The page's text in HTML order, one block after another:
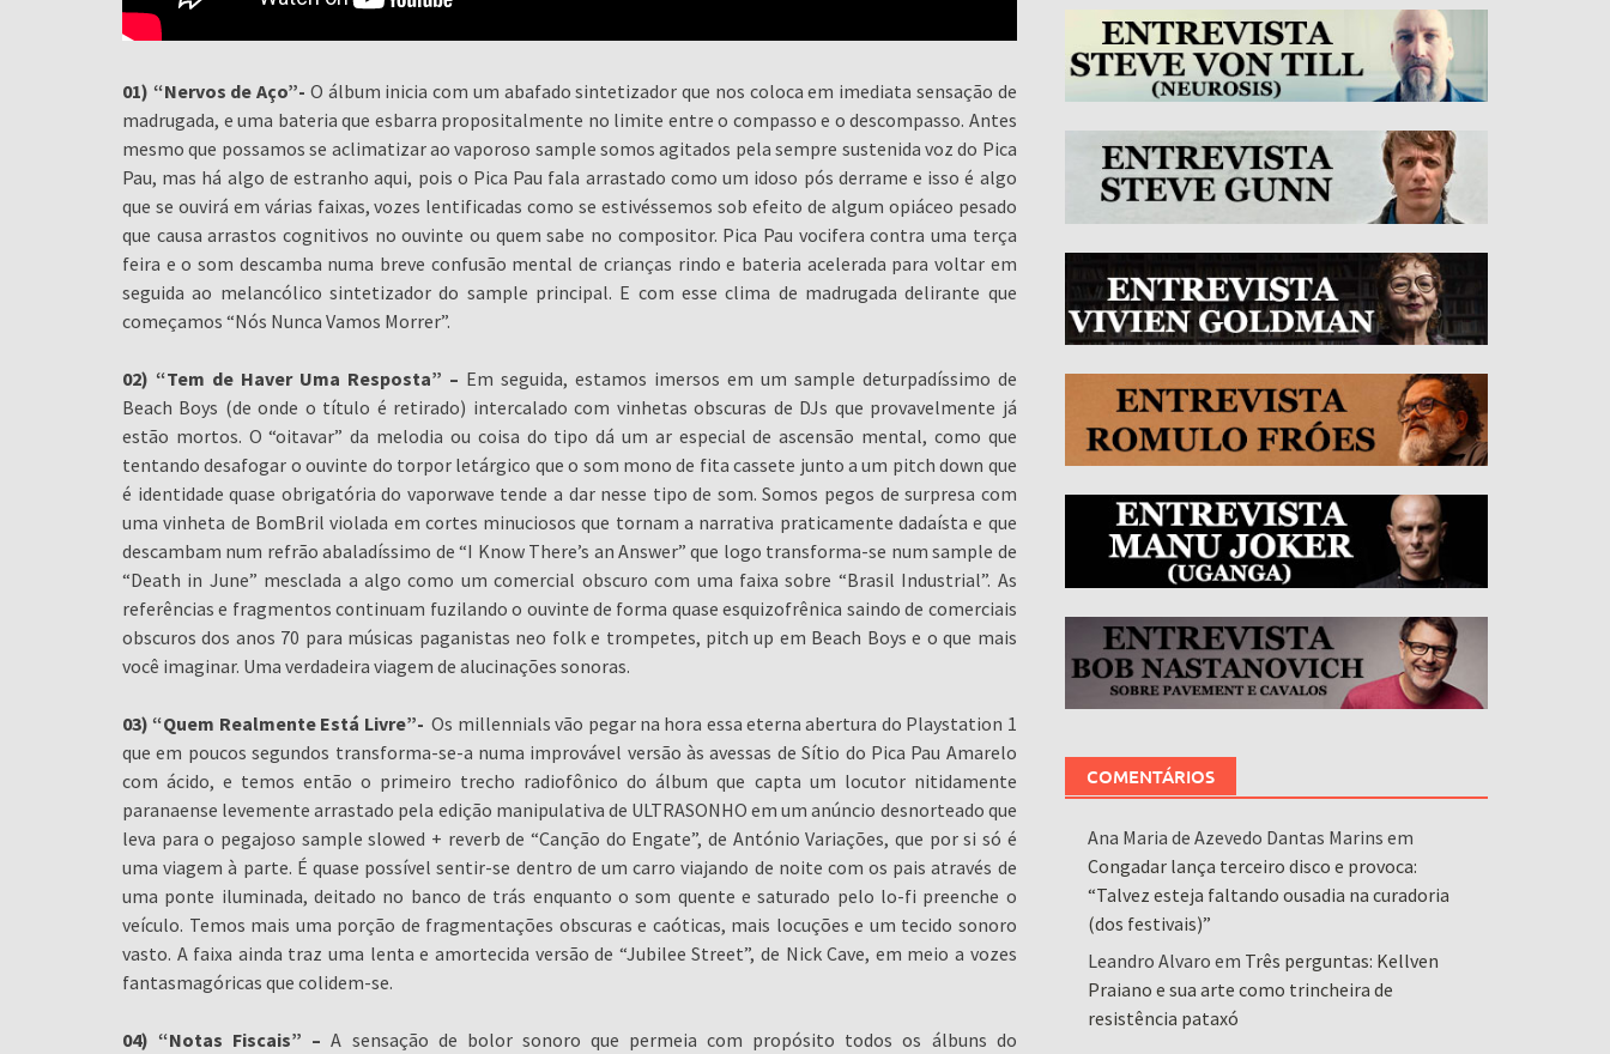
01) “Nervos de Aço”- O álbum inicia com um abafado sintetizador que nos coloca em imediata sensação de
madrugada, e uma bateria que esbarra propositalmente no limite entre o compasso e o descompasso. Antes
mesmo que possamos se aclimatizar ao vaporoso sample somos agitados pela sempre sustenida voz do Pica
Pau, mas há algo de estranho aqui, pois o Pica Pau fala arrastado como um idoso pós derrame e isso é algo
que se ouvirá em várias faixas, vozes lentificadas como se estivéssemos sob efeito de algum opiáceo pesado
que causa arrastos cognitivos no ouvinte ou quem sabe no compositor. Pica Pau vocifera contra uma terça
feira e o som descamba numa breve confusão mental de crianças rindo e bateria acelerada para voltar em
seguida ao melancólico sintetizador do sample principal. E com esse clima de madrugada delirante que
começamos “Nós Nunca Vamos Morrer”.
02) “Tem de Haver Uma Resposta” – Em seguida, estamos imersos em um sample deturpadíssimo de
Beach Boys (de onde o título é retirado) intercalado com vinhetas obscuras de DJs que provavelmente já
estão mortos. O “oitavar” da melodia ou coisa do tipo dá um ar especial de ascensão mental, como que
tentando desafogar o ouvinte do torpor letárgico que o som mono de fita cassete junto a um pitch down que
é identidade quase obrigatória do vaporwave tende a dar nesse tipo de som. Somos pegos de surpresa com
uma vinheta de BomBril violada em cortes minuciosos que tornam a narrativa praticamente dadaísta e que
descambam num refrão abaladíssimo de “I Know There’s an Answer” que logo transforma-se num sample de
“Death in June” mesclada a algo como um comercial obscuro com uma faixa sobre “Brasil Industrial”. As
referências e fragmentos continuam fuzilando o ouvinte de forma quase esquizofrênica saindo de comerciais
obscuros dos anos 70 para músicas paganistas neo folk e trompetes, pitch up em Beach Boys e o que mais
você imaginar. Uma verdadeira viagem de alucinações sonoras.
03) “Quem Realmente Está Livre”- Os millennials vão pegar na hora essa eterna abertura do Playstation 1
que em poucos segundos transforma-se-a numa improvável versão às avessas de Sítio do Pica Pau Amarelo
com ácido, e temos então o primeiro trecho radiofônico do álbum que capta um locutor nitidamente
paranaense levemente arrastado pela edição manipulativa de ULTRASONHO em um anúncio desnorteado que
leva para o pegajoso sample slowed + reverb de “Canção do Engate”, de António Variações, que por si só é
uma viagem à parte. É quase possível sentir-se dentro de um carro viajando de noite com os pais através de
uma ponte iluminada, deitado no banco de trás enquanto o som quente e saturado pelo lo-fi preenche o
veículo. Temos mais uma porção de fragmentações obscuras e caóticas, mais locuções e um tecido sonoro
vasto. A faixa ainda traz uma lenta e amortecida versão de “Jubilee Street”, de Nick Cave, em meio a vozes
fantasmagóricas que colidem-se.
04) “Notas Fiscais” –A sensação de bolor sonoro que permeia com propósito todos os álbuns do
COMENTÁRIOS
Ana Maria de Azevedo Dantas Marins em
Congadar lança terceiro disco e provoca:
“Talvez esteja faltando ousadia na curadoria
(dos festivais)”
Leandro Alvaro em Três perguntas: Kellven
Praiano e sua arte como trincheira de
resistência pataxó